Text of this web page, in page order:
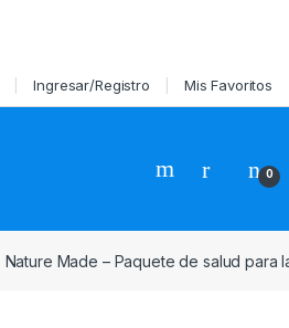
Ingresar/Registro Mis Favoritos
0
Nature Made – Paquete de salud para